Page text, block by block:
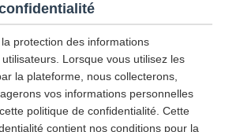
protection des informations
Lorsque vous utilisez les
la plateforme, nous collecterons,
vos informations personnelles
politique de confidentialité. Cette
contient nos conditions pour la